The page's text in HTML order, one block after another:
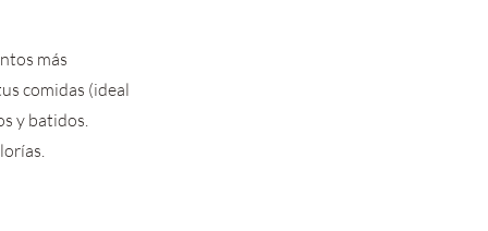
más
comidas (ideal
y batidos.